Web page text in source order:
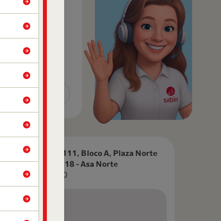
e Saude.
SHCN EQ 110/111, Bloco A, Plaza Norte
Shopping, Loja 18 - Asa Norte
CEP: 70753-400